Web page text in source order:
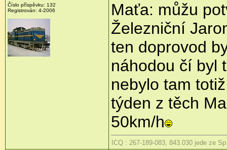
Číslo příspěvku: 132
Registrován: 4-2006
Maťa: můžu
Železniční
ten doprovod
náhodou čí byl
nebylo tam
týden z těch
50km/h
ICQ : 267-189-083, 843.030 jede ze